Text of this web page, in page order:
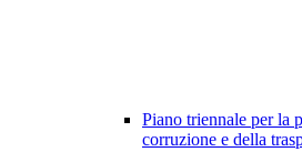
Piano triennale per la
corruzione e della